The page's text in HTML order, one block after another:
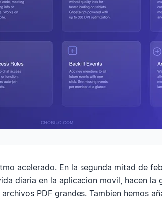
acelerado. En la segunda mitad de
diaria en la aplicacion movil, hacen la
PDF grandes. Tambien hemos